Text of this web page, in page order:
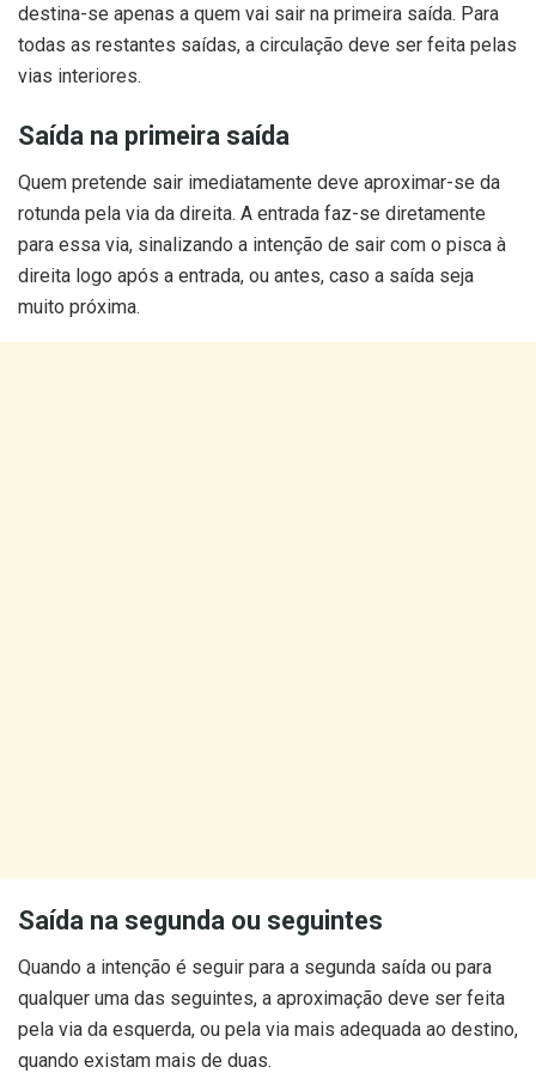
destina-se apenas a quem vai sair na primeira saída. Para
todas as restantes saídas, a circulação deve ser feita pelas
vias interiores.
Saída na primeira saída
Quem pretende sair imediatamente deve aproximar-se da
rotunda pela via da direita. A entrada faz-se diretamente
para essa via, sinalizando a intenção de sair com o pisca à
direita logo após a entrada, ou antes, caso a saída seja
muito próxima.
Saída na segunda ou seguintes
Quando a intenção é seguir para a segunda saída ou para
qualquer uma das seguintes, a aproximação deve ser feita
pela via da esquerda, ou pela via mais adequada ao destino,
quando existam mais de duas.